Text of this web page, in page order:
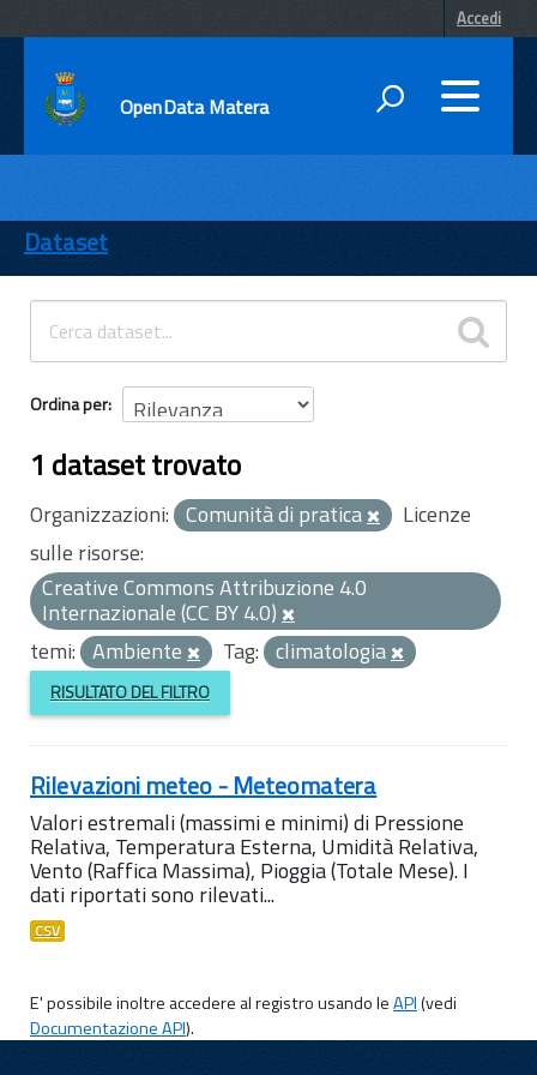
Accedi
OpenData Matera
ENTI
TEMI
INFORMAZIONI
Dataset
Ordina per
1 dataset trovato
Organizzazioni: Comunità di pratica
Licenze
sulle risorse:
Creative Commons Attribuzione 4.0
Internazionale (CC BY 4.0)
temi: Ambiente Tag: climatologia
RISULTATO DEL FILTRO
Rilevazioni meteo - Meteomatera
Valori estremali (massimi e minimi) di Pressione
Relativa, Temperatura Esterna, Umidità Relativa,
Vento (Raffica Massima), Pioggia (Totale Mese). I
dati riportati sono rilevati...
CSV
E' possibile inoltre accedere al registro usando leAPI(vedi
Documentazione API).